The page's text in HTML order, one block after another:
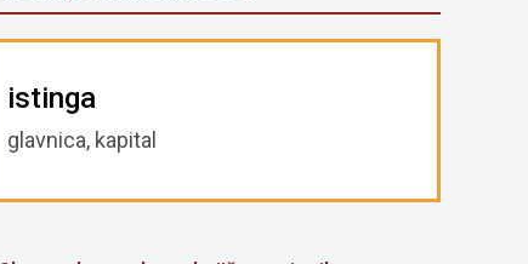
istinga
glavnica, kapital